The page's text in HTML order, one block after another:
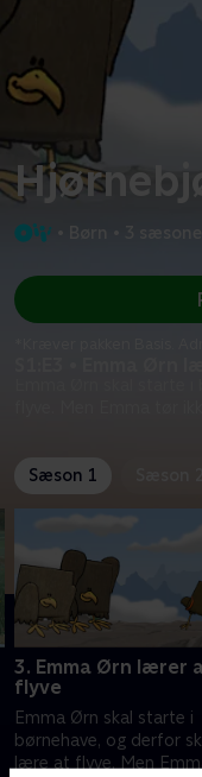
Emma Ørn skal starte
*Kræver pakken Basis.
Sæson 1
3. Emma Ørn lærer
flyve
Emma Ørn skal starte i
børnehave, og derfor
lære at flyve. Men